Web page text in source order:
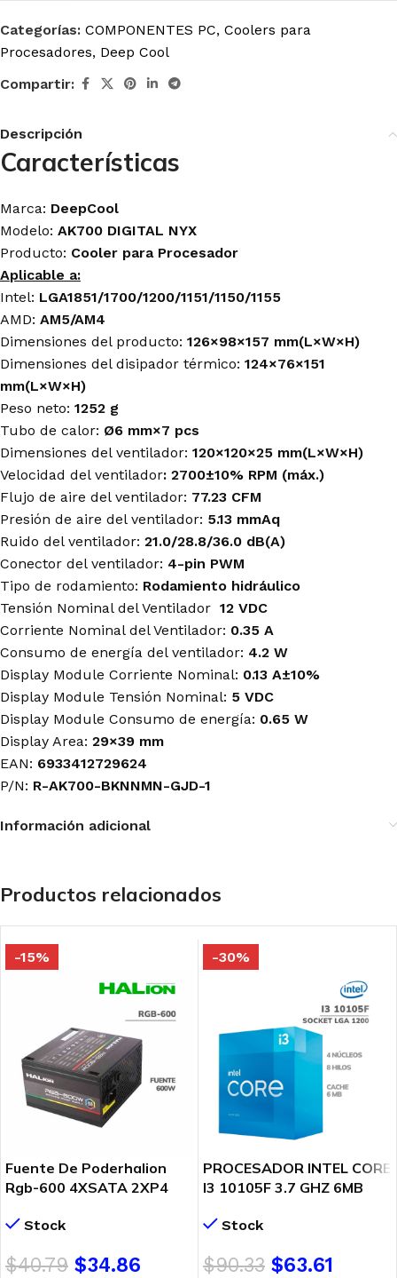
Categorías: COMPONENTES PC, Coolers para
Procesadores, Deep Cool
Compartir:
Descripción
Características
Marca: DeepCool
Modelo: AK700 DIGITAL NYX
Producto: Cooler para Procesador
Aplicable a:
Intel: LGA1851/1700/1200/1151/1150/1155
AMD: AM5/AM4
Dimensiones del producto: 126×98×157 mm(L×W×H)
Dimensiones del disipador térmico: 124×76×151
mm(L×W×H)
Peso neto: 1252 g
Tubo de calor: Ø6 mm×7 pcs
Dimensiones del ventilador: 120×120×25 mm(L×W×H)
Velocidad del ventilador: 2700±10% RPM (máx.)
Flujo de aire del ventilador: 77.23 CFM
Presión de aire del ventilador: 5.13 mmAq
Ruido del ventilador: 21.0/28.8/36.0 dB(A)
Conector del ventilador: 4-pin PWM
Tipo de rodamiento: Rodamiento hidráulico
Tensión Nominal del Ventilador 12 VDC
Corriente Nominal del Ventilador: 0.35 A
Consumo de energía del ventilador: 4.2 W
Display Module Corriente Nominal: 0.13 A±10%
Display Module Tensión Nominal: 5 VDC
Display Module Consumo de energía: 0.65 W
Display Area: 29×39 mm
EAN: 6933412729624
P/N: R-AK700-BKNNMN-GJD-1
Información adicional
Productos relacionados
-15%
Fuente De Poderhalion
Rgb-600 4XSATA 2XP4
Stock
$40.79 $34.86
-30%
PROCESADOR INTEL CORE
I3 10105F 3.7 GHZ 6MB
1200Stock
$90.33 $63.61